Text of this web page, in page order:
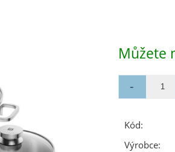
Můžete
Kód:
Výrobce: